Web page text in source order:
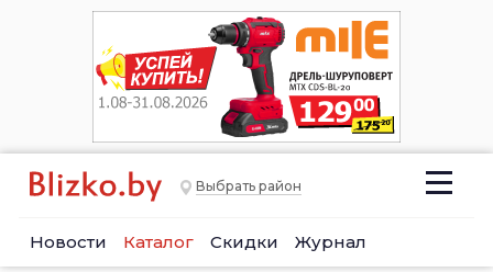
Выбрать район
Новости Каталог Скидки Журнал